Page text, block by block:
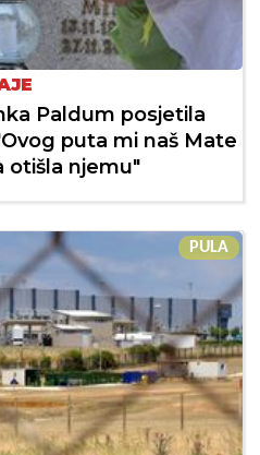
Paldum posjetila
puta mi naš Mate
otišla njemu"
PULA